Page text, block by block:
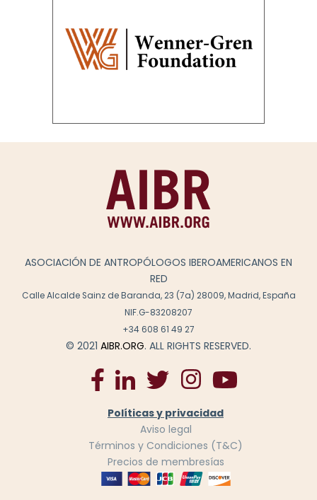
ASOCIACIÓN DE ANTROPÓLOGOS IBEROAMERICANOS EN
RED
Calle Alcalde Sainz de Baranda, 23 (7a) 28009, Madrid, España
NIF.G-83208207
+34 608 61 49 27
© 2021 AIBR.ORG. ALL RIGHTS RESERVED.
Políticas y privacidad
Aviso legal
Términos y Condiciones (T&C)
Precios de membresías